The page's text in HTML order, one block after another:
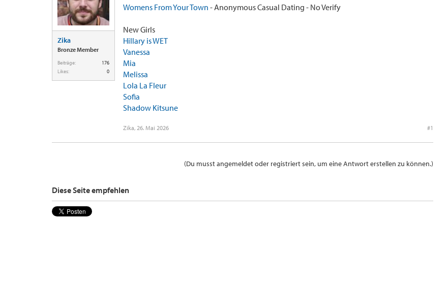
Zika
Bronze Member
Beiträge:
176
Likes:
0
Womens From Your Town - Anonymous Casual Dating - No Verify
New Girls
Hillary is WET
Vanessa
Mia
Melissa
Lola La Fleur
Sofia
Shadow Kitsune
Zika, 26. Mai 2026 #1
(Du musst angemeldet oder registriert sein, um eine Antwort erstellen zu können.)
Diese Seite empfehlen